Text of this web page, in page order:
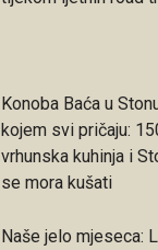
Konoba Baća u
kojem svi pričaju:
vrhunska kuhinja i
se mora kušati
Naše jelo mjeseca: